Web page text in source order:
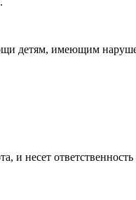
детям, имеющим
и несет